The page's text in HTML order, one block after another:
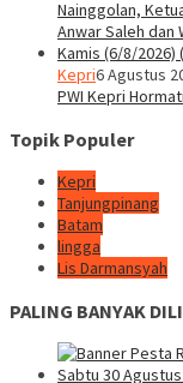
Kepri6 Agustus
PWI Kepri
Topik Populer
Kepri
Tanjungpinang
Batam
lingga
Lis Darmansyah
PALING BANYAK